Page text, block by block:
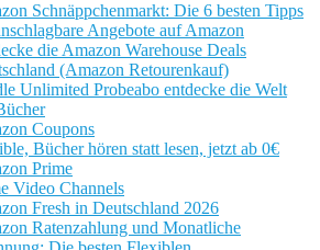
Schnäppchenmarkt: Die 6 besten Tipps
Angebote auf Amazon
die Amazon Warehouse Deals
(Amazon Retourenkauf)
Unlimited Probeabo entdecke die Welt
Coupons
Bücher hören statt lesen, jetzt ab 0€
Prime
Video Channels
Fresh in Deutschland 2026
Ratenzahlung und Monatliche